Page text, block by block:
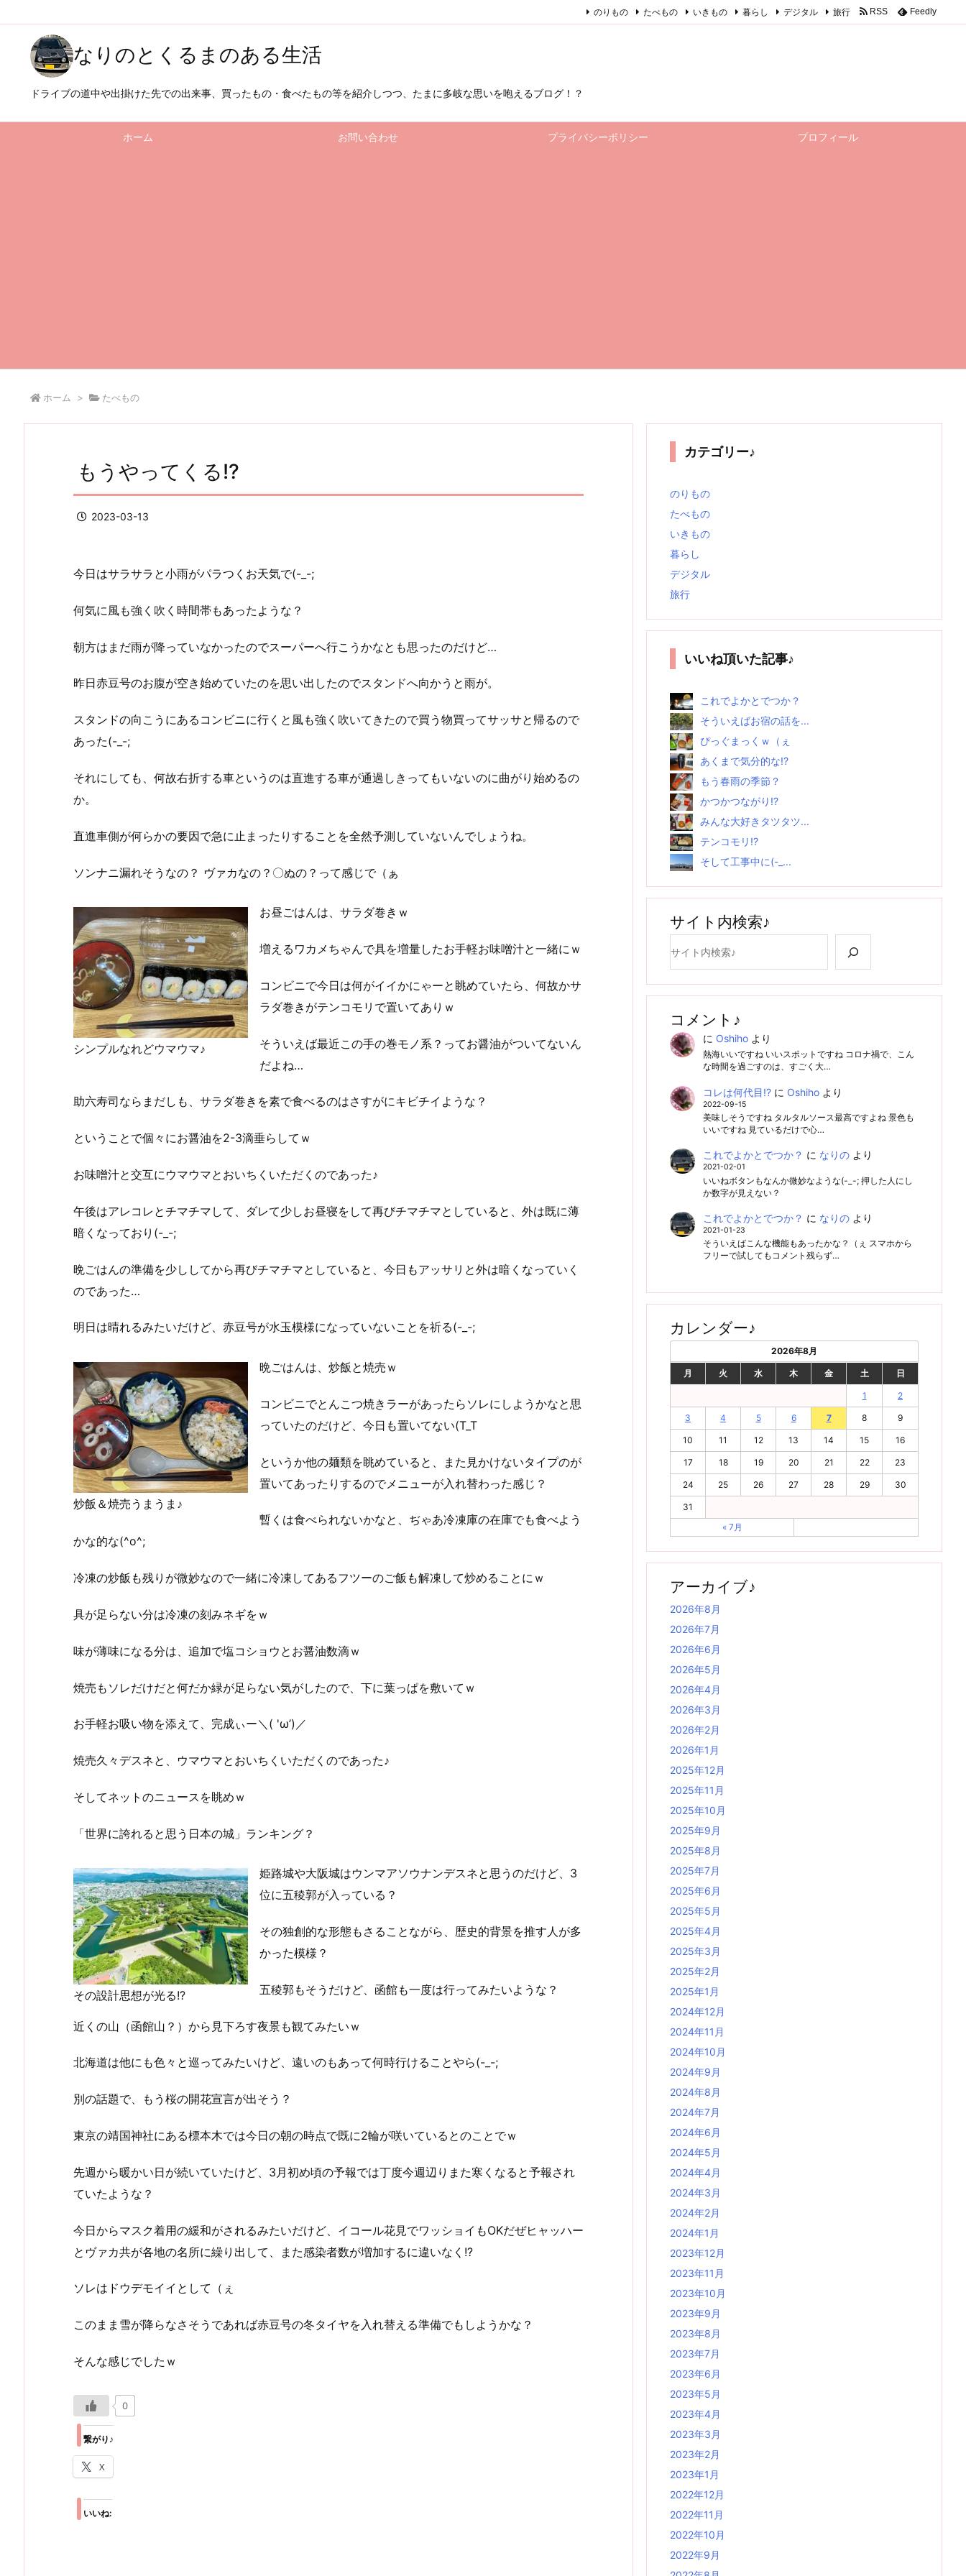
なりのとくるまのある生活
ドライブの道中や出掛けた先での出来事、買ったもの・食べたもの等を紹介しつつ、たまに多岐な思いを咆えるブログ！？
ホーム お問い合わせ プライバシーポリシー プロフィール
のりもの たべもの いきもの 暮らし デジタル 旅行 RSS Feedly
ホーム > たべもの
もうやってくる!?
2023-03-13
今日はサラサラと小雨がパラつくお天気で(-_-;
何気に風も強く吹く時間帯もあったような？
朝方はまだ雨が降っていなかったのでスーパーへ行こうかなとも思ったのだけど…
昨日赤豆号のお腹が空き始めていたのを思い出したのでスタンドへ向かうと雨が。
スタンドの向こうにあるコンビニに行くと風も強く吹いてきたので買う物買ってサッサと帰るので
あった(-_-;
それにしても、何故右折する車というのは直進する車が通過しきってもいないのに曲がり始めるの
か。
直進車側が何らかの要因で急に止まったりすることを全然予測していないんでしょうね。
ソンナニ漏れそうなの？ ヴァカなの？〇ぬの？って感じで（ぁ
シンプルなれどウマウマ♪
お昼ごはんは、サラダ巻きｗ
増えるワカメちゃんで具を増量したお手軽お味噌汁と一緒にｗ
コンビニで今日は何がイイかにゃーと眺めていたら、何故かサ
ラダ巻きがテンコモリで置いてありｗ
そういえば最近この手の巻モノ系？ってお醤油がついてないん
だよね…
助六寿司ならまだしも、サラダ巻きを素で食べるのはさすがにキビチイような？
ということで個々にお醤油を2-3滴垂らしてｗ
お味噌汁と交互にウマウマとおいちくいただくのであった♪
午後はアレコレとチマチマして、ダレて少しお昼寝をして再びチマチマとしていると、外は既に薄
暗くなっており(-_-;
晩ごはんの準備を少ししてから再びチマチマとしていると、今日もアッサリと外は暗くなっていく
のであった…
明日は晴れるみたいだけど、赤豆号が水玉模様になっていないことを祈る(-_-;
炒飯＆焼売うまうま♪
晩ごはんは、炒飯と焼売ｗ
コンビニでとんこつ焼きラーがあったらソレにしようかなと思
っていたのだけど、今日も置いてない(T_T
というか他の麺類を眺めていると、また見かけないタイプのが
置いてあったりするのでメニューが入れ替わった感じ？
暫くは食べられないかなと、ぢゃあ冷凍庫の在庫でも食べよう
かな的な(^o^;
冷凍の炒飯も残りが微妙なので一緒に冷凍してあるフツーのご飯も解凍して炒めることにｗ
具が足らない分は冷凍の刻みネギをｗ
味が薄味になる分は、追加で塩コショウとお醤油数滴ｗ
焼売もソレだけだと何だか緑が足らない気がしたので、下に葉っぱを敷いてｗ
お手軽お吸い物を添えて、完成ぃー＼( 'ω’)／
焼売久々デスネと、ウマウマとおいちくいただくのであった♪
そしてネットのニュースを眺めｗ
「世界に誇れると思う日本の城」ランキング？
その設計思想が光る!?
姫路城や大阪城はウンマアソウナンデスネと思うのだけど、3
位に五稜郭が入っている？
その独創的な形態もさることながら、歴史的背景を推す人が多
かった模様？
五稜郭もそうだけど、函館も一度は行ってみたいような？
近くの山（函館山？）から見下ろす夜景も観てみたいｗ
北海道は他にも色々と巡ってみたいけど、遠いのもあって何時行けることやら(-_-;
別の話題で、もう桜の開花宣言が出そう？
東京の靖国神社にある標本木では今日の朝の時点で既に2輪が咲いているとのことでｗ
先週から暖かい日が続いていたけど、3月初め頃の予報では丁度今週辺りまた寒くなると予報され
ていたような？
今日からマスク着用の緩和がされるみたいだけど、イコール花見でワッショイもOKだぜヒャッハー
とヴァカ共が各地の名所に繰り出して、また感染者数が増加するに違いなく!?
ソレはドウデモイイとして（ぇ
このまま雪が降らなさそうであれば赤豆号の冬タイヤを入れ替える準備でもしようかな？
そんな感じでしたｗ
0
繋がり♪
X
いいね:
カテゴリー♪
のりもの
たべもの
いきもの
暮らし
デジタル
旅行
いいね頂いた記事♪
これでよかとでつか？
そういえばお宿の話を...
ぴっぐまっくｗ（ぇ
あくまで気分的な!?
もう春雨の季節？
かつかつながり!?
みんな大好きタツタツ...
テンコモリ!?
そして工事中に(-_...
サイト内検索♪
コメント♪
に Oshihoより
熱海いいですね いいスポットですね コロナ禍で、こん
な時間を過ごすのは、すごく大…
コレは何代目!?に Oshihoより
2022-09-15
美味しそうですね タルタルソース最高ですよね 景色も
いいですね 見ているだけで心…
これでよかとでつか？ に なりのより
2021-02-01
いいねボタンもなんか微妙なような(-_-; 押した人にし
か数字が見えない？
これでよかとでつか？ に なりのより
2021-01-23
そういえばこんな機能もあったかな？（ぇ スマホから
フリーで試してもコメント残らず…
カレンダー♪
2026年8月
月 火 水 木 金 土 日
1 2
3 4 5 6 7 8 9
10 11 12 13 14 15 16
17 18 19 20 21 22 23
24 25 26 27 28 29 30
31
« 7月
アーカイブ♪
2026年8月
2026年7月
2026年6月
2026年5月
2026年4月
2026年3月
2026年2月
2026年1月
2025年12月
2025年11月
2025年10月
2025年9月
2025年8月
2025年7月
2025年6月
2025年5月
2025年4月
2025年3月
2025年2月
2025年1月
2024年12月
2024年11月
2024年10月
2024年9月
2024年8月
2024年7月
2024年6月
2024年5月
2024年4月
2024年3月
2024年2月
2024年1月
2023年12月
2023年11月
2023年10月
2023年9月
2023年8月
2023年7月
2023年6月
2023年5月
2023年4月
2023年3月
2023年2月
2023年1月
2022年12月
2022年11月
2022年10月
2022年9月